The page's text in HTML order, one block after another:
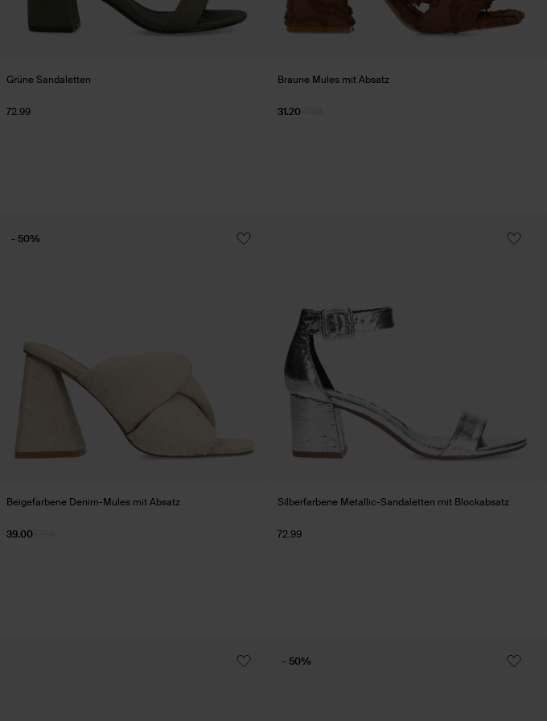
Grüne Sandaletten
72.99
Braune Mules mit Absatz
77.98
31.20
Beigefarbene Denim-Mules mit Absatz
39.00
- 50%
Silberfarbene Metallic-Sandaletten mit Blockabsatz
72.99
- 50%